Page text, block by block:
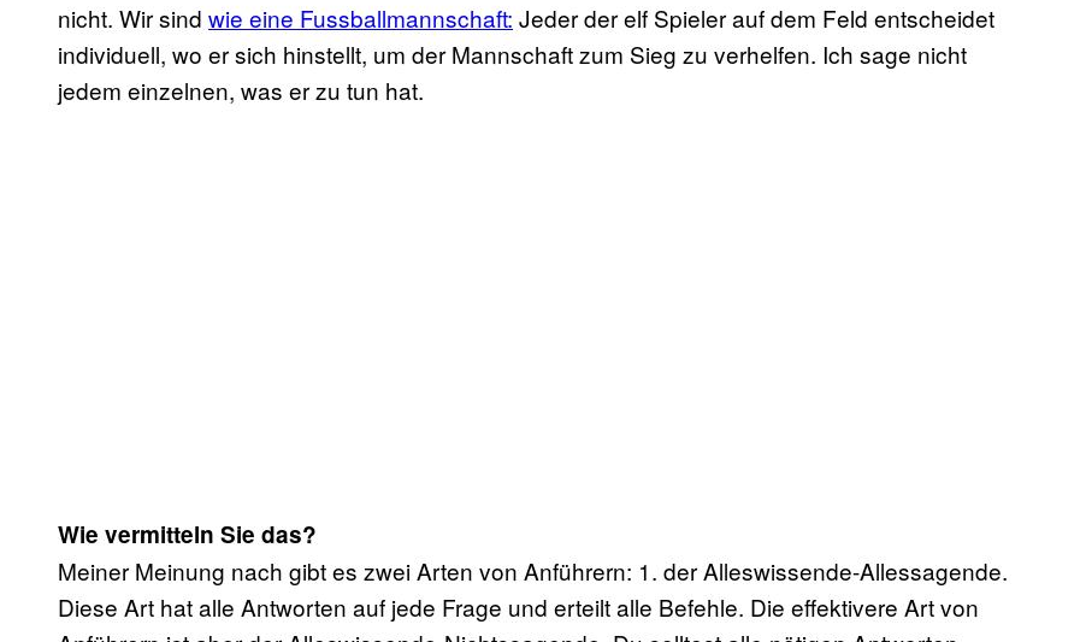
nicht. Wir sind wie eine Fussballmannschaft: Jeder der elf Spieler auf dem Feld entscheidet
individuell, wo er sich hinstellt, um der Mannschaft zum Sieg zu verhelfen. Ich sage nicht
jedem einzelnen, was er zu tun hat.
Wie vermitteln Sie das?
Meiner Meinung nach gibt es zwei Arten von Anführern: 1. der Alleswissende-Allessagende.
Diese Art hat alle Antworten auf jede Frage und erteilt alle Befehle. Die effektivere Art von